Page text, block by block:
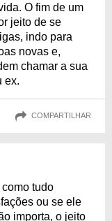
O fim de um
jeito de se
indo para
novas e,
chamar a sua
ex.
COMPARTILHAR
tudo
ou se ele
importa, o jeito